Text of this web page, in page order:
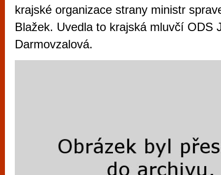
krajské organizace strany ministr
Blažek. Uvedla to krajská mluvčí ODS
Darmovzalová.
vyzkoušet různé kasinové hry. V
metropoli naleznete širokou nabídku her
po moderní automaty jak pro pravidelné
příležitostné hráče. V...